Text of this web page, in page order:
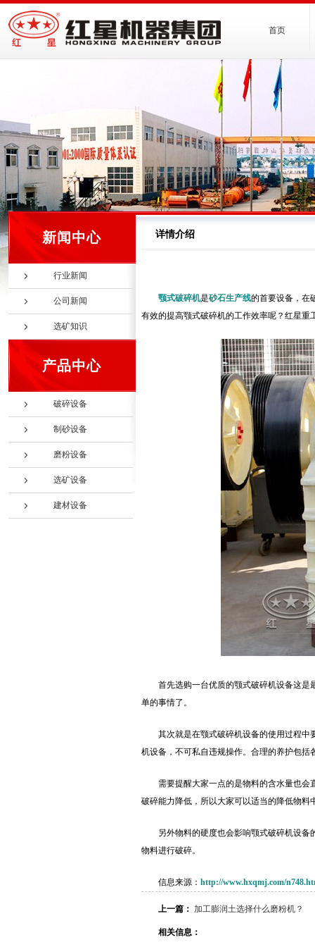
首页
新闻中心
行业新闻
公司新闻
选矿知识
产品中心
破碎设备
制砂设备
磨粉设备
选矿设备
建材设备
详情介绍
颚式破碎机是砂石生产线的首要设备，在
有效的提高颚式破碎机的工作效率呢？红星重
首先选购一台优质的颚式破碎机设备这
单的事情了。
其次就是在颚式破碎机设备的使用过程中
机设备，不可私自违规操作。合理的养护包
需要提醒大家一点的是物料的含水量也
破碎能力降低，所以大家可以适当的降低物料
另外物料的硬度也会影响颚式破碎机设
物料进行破碎。
信息来源： http://www.hxqmj.com/
上一篇： 加工膨润土选择什么磨粉机？
相关信息：